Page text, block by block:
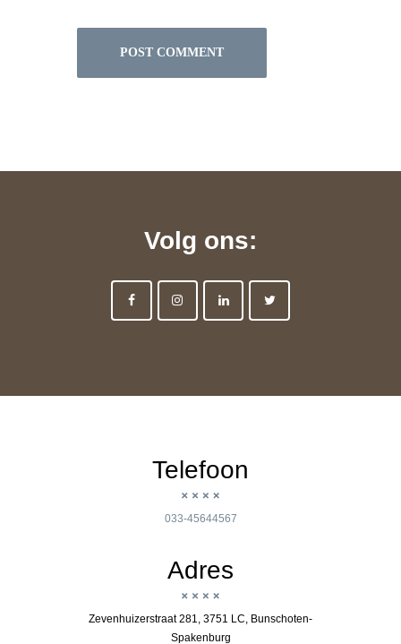
Volg ons:
Telefoon
033-45644567
Adres
Zevenhuizerstraat 281, 3751 LC, Bunschoten-
Spakenburg